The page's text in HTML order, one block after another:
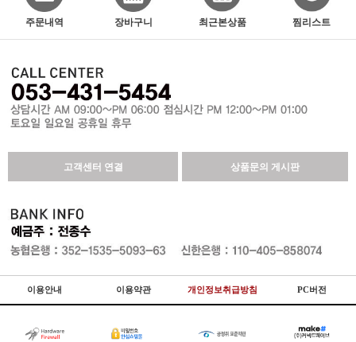
주문내역 장바구니 최근본상품 찜리스트
고객센터 연결 상품문의 게시판
이용안내 이용약관 개인정보취급방침 PC버전